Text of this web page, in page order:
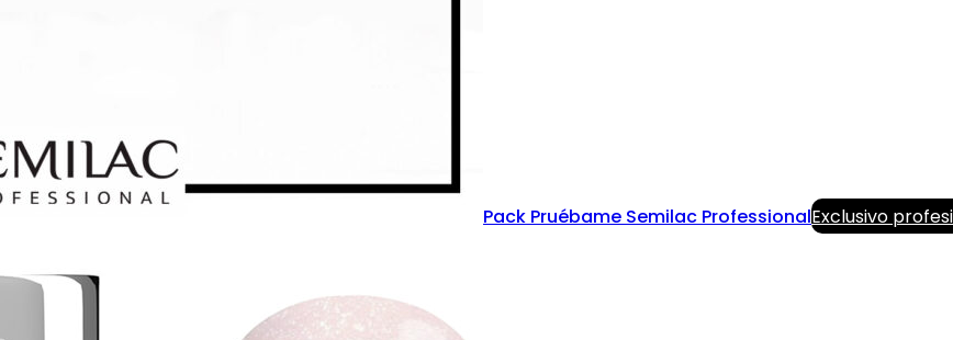
Pack Pruébame Semilac ProfessionalExclusivo